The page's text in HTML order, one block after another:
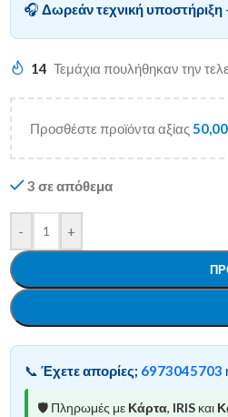
🎧 Δωρεάν τεχνική υποστήριξη
14 Τεμάχια πουλήθηκαν την
Προσθέστε προϊόντα αξίας50,00
3 σε απόθεμα
- +
📞 Έχετε απορίες; 6973045703
🛡️ Πληρωμές με Κάρτα, IRISκαι